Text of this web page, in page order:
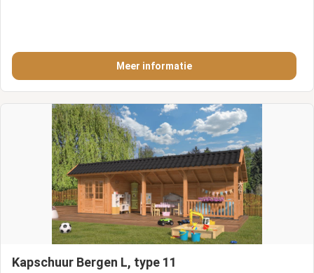
Meer informatie
Kapschuur Bergen L, type 11